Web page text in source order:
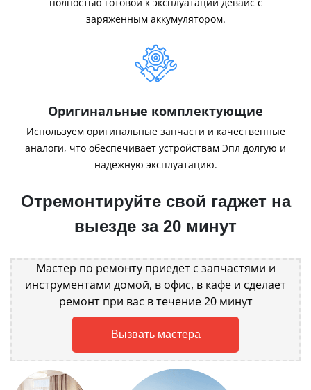
заряженным аккумулятором.
Оригинальные комплектующие
Используем оригинальные запчасти и качественные
аналоги, что обеспечивает устройствам Эпл долгую и
надежную эксплуатацию.
Отремонтируйте свой гаджет на
выезде за 20 минут
Мастер по ремонту приедет с запчастями и
инструментами домой, в офис, в кафе и сделает
ремонт при вас в течение 20 минут
Вызвать мастера